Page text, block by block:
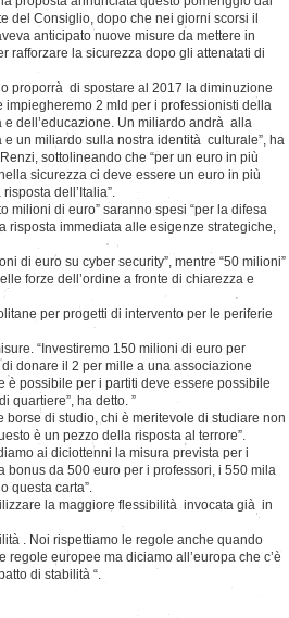
del Consiglio, dopo che nei giorni scorsi il
anticipato nuove misure da mettere in
rafforzare la sicurezza dopo gli attenatati di
proporrà di spostare al 2017 la diminuzione
impiegheremo 2 mld per i professionisti della
e dell’educazione. Un miliardo andrà alla
e un miliardo sulla nostra identità culturale”, ha
sottolineando che “per un euro in più
sicurezza ci deve essere un euro in più
dell’Italia”.
milioni di euro” saranno spesi “per la difesa
risposta immediata alle esigenze strategiche,
di euro su cyber security”, mentre “50 milioni”
forze dell’ordine a fronte di chiarezza e
per progetti di intervento per le periferie
“Investiremo 150 milioni di euro per
donare il 2 per mille a una associazione
è possibile per i partiti deve essere possibile
quartiere”, ha detto. ”
di studio, chi è meritevole di studiare non
è un pezzo della risposta al terrore”.
ai diciottenni la misura prevista per i
bonus da 500 euro per i professori, i 550 mila
questa carta”.
la maggiore flessibilità invocata già in
. Noi rispettiamo le regole anche quando
europee ma diciamo all’europa che c’è
di stabilità “.